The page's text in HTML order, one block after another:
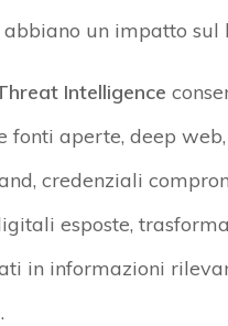
un impatto sul
Intelligence
fonti aperte, deep
credenziali
esposte,
in informazioni